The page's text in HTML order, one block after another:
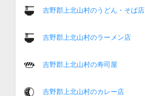
吉野郡上北山村のうどん・そば店
吉野郡上北山村のラーメン店
吉野郡上北山村の寿司屋
吉野郡上北山村のカレー店